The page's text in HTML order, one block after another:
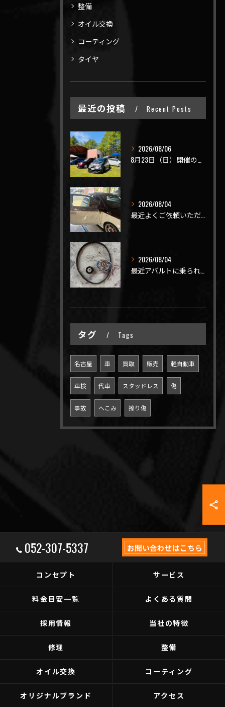
整備
オイル交換
コーティング
タイヤ
最近の投稿 Recent Posts
2026/08/06
2026/08/04
2026/08/04
タグ Tags
名古屋 車 買取 販売 軽自動車
車検 代車 スタッドレス 傷
事故 へこみ 擦り傷
052-307-5337 お問い合わせはこちら
コンセプト サービス
料金目安一覧 よくある質問
採用情報 当社の特徴
修理 整備
オイル交換 コーティング
オリジナルブランド アクセス